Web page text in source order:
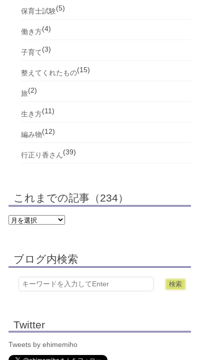
保育士試験(5)
働き方(4)
子育て(3)
整えてくれたもの(15)
旅(2)
生き方(11)
編み物(12)
行正り香さん(39)
これまでの記事（234）
ブログ内検索
Twitter
Tweets by ehimemiho